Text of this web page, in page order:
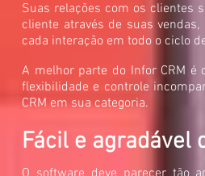
Suas relações com os clientes
cliente através de suas
cada interação em todo o ciclo
A melhor parte do Infor CRM é
flexibilidade e controle
CRM em sua categoria.
Fácil e agradável